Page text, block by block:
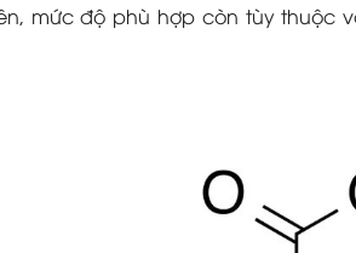
mức độ phù hợp còn tùy thuộc